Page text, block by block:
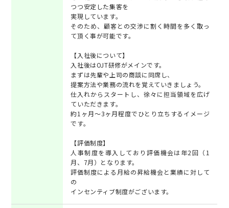
つつ安定した集客を
実現しています。
そのため、顧客との交渉に割く時間を多く取っ
て頂く事が可能です。
【入社後について】
入社後はOJT研修がメインです。
まずは先輩や上司の商談に同席し、
提案方法や業務の流れを覚えていきましょう。
仕入れからスタートし、徐々に担当領域を広げ
ていただきます。
約1ヶ月～3ヶ月程度でひとり立ちするイメージ
です。
【評価制度】
人事制度を導入しており評価機会は年2回（1
月、7月）となります。
評価制度による月給の昇給機会と業績に対して
の
インセンティブ制度がございます。